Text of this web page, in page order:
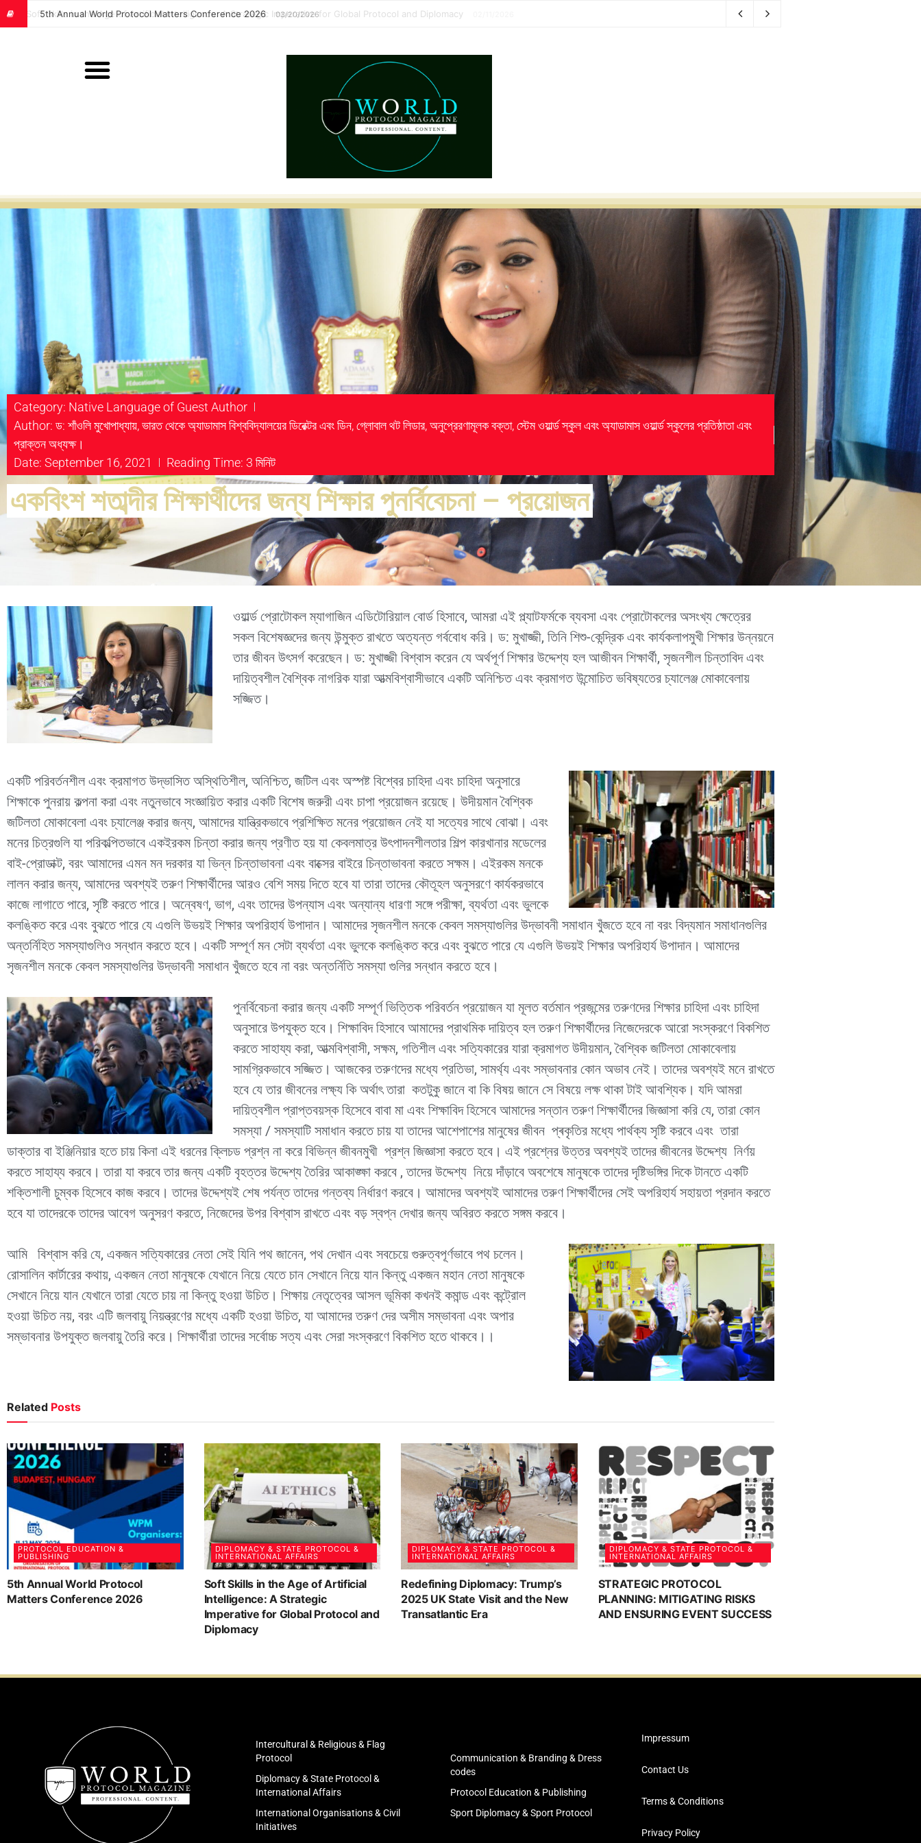
Soft Skills in the Age of Artificial Intelligence: A Strategic Imperative for Global Protocol and Diplomacy
Category: Native Language of Guest Author
Author: ড: শাঁওলি মুখোপাধ্যায়, ভারত থেকে অ্যাডামাস বিশ্ববিদ্যালয়ের ডিরেক্টর এবং ডিন, গ্লোবাল থট লিডার, অনুপ্রেরণামূলক বক্তা, স্টেম ওয়ার্ল্ড স্কুল এবং অ্যাডামাস ওয়ার্ল্ড স্কুলের প্রতিষ্ঠাতা এবং
প্রাক্তন অধ্যক্ষ।
Date: September 16, 2021
Reading Time: 3 মিনিট
একবিংশ শতাব্দীর শিক্ষার্থীদের জন্য শিক্ষার পুনর্বিবেচনা – প্রয়োজন
ওয়ার্ল্ড প্রোটোকল ম্যাগাজিন এডিটোরিয়াল বোর্ড হিসাবে, আমরা এই প্ল্যাটফর্মকে ব্যবসা এবং প্রোটোকলের অসংখ্য ক্ষেত্রের
সকল বিশেষজ্ঞদের জন্য উন্মুক্ত রাখতে অত্যন্ত গর্ববোধ করি। ড: মুখাজ্জী, তিনি শিশু-কেন্দ্রিক এবং কার্যকলাপমুখী শিক্ষার উন্নয়নে
তার জীবন উৎসর্গ করেছেন। ড: মুখাজ্জী বিশ্বাস করেন যে অর্থপূর্ণ শিক্ষার উদ্দেশ্য হল আজীবন শিক্ষার্থী, সৃজনশীল চিন্তাবিদ এবং
দায়িত্বশীল বৈশ্বিক নাগরিক যারা আত্মবিশ্বাসীভাবে একটি অনিশ্চিত এবং ক্রমাগত উন্মোচিত ভবিষ্যতের চ্যালেঞ্জ মোকাবেলায়
সজ্জিত।
একটি পরিবর্তনশীল এবং ক্রমাগত উদ্ভাসিত অস্থিতিশীল, অনিশ্চিত, জটিল এবং অস্পষ্ট বিশ্বের চাহিদা এবং চাহিদা অনুসারে
শিক্ষাকে পুনরায় কল্পনা করা এবং নতুনভাবে সংজ্ঞায়িত করার একটি বিশেষ জরুরী এবং চাপা প্রয়োজন রয়েছে। উদীয়মান বৈশ্বিক
জটিলতা মোকাবেলা এবং চ্যালেঞ্জ করার জন্য, আমাদের যান্ত্রিকভাবে প্রশিক্ষিত মনের প্রয়োজন নেই যা সত্যের সাথে বোঝা। এবং
মনের চিত্রগুলি যা পরিকল্পিতভাবে একইরকম চিন্তা করার জন্য প্রণীত হয় যা কেবলমাত্র উৎপাদনশীলতার শিল্প কারখানার মডেলের
বাই-প্রোডাক্ট, বরং আমাদের এমন মন দরকার যা ভিন্ন চিন্তাভাবনা এবং বাক্সের বাইরে চিন্তাভাবনা করতে সক্ষম। এইরকম মনকে
লালন করার জন্য, আমাদের অবশ্যই তরুণ শিক্ষার্থীদের আরও বেশি সময় দিতে হবে যা তারা তাদের কৌতূহল অনুসরণে কার্যকরভাবে
কাজে লাগাতে পারে, সৃষ্টি করতে পারে। অন্বেষণ, ভাগ, এবং তাদের উপন্যাস এবং অন্যান্য ধারণা সঙ্গে পরীক্ষা, ব্যর্থতা এবং ভুলকে
কলঙ্কিত করে এবং বুঝতে পারে যে এগুলি উভয়ই শিক্ষার অপরিহার্য উপাদান। আমাদের সৃজনশীল মনকে কেবল সমস্যাগুলির উদ্ভাবনী সমাধান খুঁজতে হবে না বরং বিদ্যমান সমাধানগুলির
অন্তর্নিহিত সমস্যাগুলিও সন্ধান করতে হবে। একটি সম্পূর্ণ মন সেটা ব্যর্থতা এবং ভুলকে কলঙ্কিত করে এবং বুঝতে পারে যে এগুলি উভয়ই শিক্ষার অপরিহার্য উপাদান। আমাদের
সৃজনশীল মনকে কেবল সমস্যাগুলির উদ্ভাবনী সমাধান খুঁজতে হবে না বরং অন্তর্নিতি সমস্যা গুলির সন্ধান করতে হবে।
পুনর্বিবেচনা করার জন্য একটি সম্পূর্ণ ভিত্তিক পরিবর্তন প্রয়োজন যা মূলত বর্তমান প্রজন্মের তরুণদের শিক্ষার চাহিদা এবং চাহিদা
অনুসারে উপযুক্ত হবে। শিক্ষাবিদ হিসাবে আমাদের প্রাথমিক দায়িত্ব হল তরুণ শিক্ষার্থীদের নিজেদেরকে আরো সংস্করণে বিকশিত
করতে সাহায্য করা, আত্মবিশ্বাসী, সক্ষম, গতিশীল এবং সত্যিকারের যারা ক্রমাগত উদীয়মান, বৈশ্বিক জটিলতা মোকাবেলায়
সামগ্রিকভাবে সজ্জিত। আজকের তরুণদের মধ্যে প্রতিভা, সামর্থ্য এবং সম্ভাবনার কোন অভাব নেই। তাদের অবশ্যই মনে রাখতে
হবে যে তার জীবনের লক্ষ্য কি অর্থাৎ তারা কতটুকু জানে বা কি বিষয় জানে সে বিষয়ে লক্ষ থাকা টাই আবশ্যিক। যদি আমরা
দায়িত্বশীল প্রাপ্তবয়স্ক হিসেবে বাবা মা এবং শিক্ষাবিদ হিসেবে আমাদের সন্তান তরুণ শিক্ষার্থীদের জিজ্ঞাসা করি যে, তারা কোন
সমস্যা / সমস্যাটি সমাধান করতে চায় যা তাদের আশেপাশের মানুষের জীবন প্ৰকৃতির মধ্যে পার্থক্য সৃষ্টি করবে এবং তারা
ডাক্তার বা ইঞ্জিনিয়ার হতে চায় কিনা এই ধরনের ক্লিচড প্রশ্ন না করে বিভিন্ন জীবনমুখী প্রশ্ন জিজ্ঞাসা করতে হবে। এই প্রশ্নের উত্তর অবশ্যই তাদের জীবনের উদ্দেশ্য নির্ণয়
করতে সাহায্য করবে। তারা যা করবে তার জন্য একটি বৃহত্তর উদ্দেশ্য তৈরির আকাঙ্ক্ষা করবে , তাদের উদ্দেশ্য নিয়ে দাঁড়াবে অবশেষে মানুষকে তাদের দৃষ্টিভঙ্গির দিকে টানতে একটি
শক্তিশালী চুম্বক হিসেবে কাজ করবে। তাদের উদ্দেশ্যই শেষ পর্যন্ত তাদের গন্তব্য নির্ধারণ করবে। আমাদের অবশ্যই আমাদের তরুণ শিক্ষার্থীদের সেই অপরিহার্য সহায়তা প্রদান করতে
হবে যা তাদেরকে তাদের আবেগ অনুসরণ করতে, নিজেদের উপর বিশ্বাস রাখতে এবং বড় স্বপ্ন দেখার জন্য অবিরত করতে সঙ্গম করবে।
আমি বিশ্বাস করি যে, একজন সত্যিকারের নেতা সেই যিনি পথ জানেন, পথ দেখান এবং সবচেয়ে গুরুত্বপূর্ণভাবে পথ চলেন।
রোসালিন কার্টারের কথায়, একজন নেতা মানুষকে যেখানে নিয়ে যেতে চান সেখানে নিয়ে যান কিন্তু একজন মহান নেতা মানুষকে
সেখানে নিয়ে যান যেখানে তারা যেতে চায় না কিন্তু হওয়া উচিত। শিক্ষায় নেতৃত্বের আসল ভূমিকা কখনই কমান্ড এবং কন্ট্রোল
হওয়া উচিত নয়, বরং এটি জলবায়ু নিয়ন্ত্রণের মধ্যে একটি হওয়া উচিত, যা আমাদের তরুণ দের অসীম সম্ভাবনা এবং অপার
সম্ভাবনার উপযুক্ত জলবায়ু তৈরি করে। শিক্ষার্থীরা তাদের সর্বোচ্চ সত্য এবং সেরা সংস্করণে বিকশিত হতে থাকবে।।
Related Posts
PROTOCOL EDUCATION &
PUBLISHING
5th Annual World Protocol
Matters Conference 2026
DIPLOMACY & STATE PROTOCOL &
INTERNATIONAL AFFAIRS
Soft Skills in the Age of Artificial
Intelligence: A Strategic
Imperative for Global Protocol and
Diplomacy
DIPLOMACY & STATE PROTOCOL &
INTERNATIONAL AFFAIRS
Redefining Diplomacy: Trump’s
2025 UK State Visit and the New
Transatlantic Era
DIPLOMACY & STATE PROTOCOL &
INTERNATIONAL AFFAIRS
STRATEGIC PROTOCOL
PLANNING: MITIGATING RISKS
AND ENSURING EVENT SUCCESS
Intercultural & Religious & Flag
Protocol
Diplomacy & State Protocol &
International Affairs
International Organisations & Civil
Initiatives
Communication & Branding & Dress
codes
Protocol Education & Publishing
Sport Diplomacy & Sport Protocol
Impressum
Contact Us
Terms & Conditions
Privacy Policy